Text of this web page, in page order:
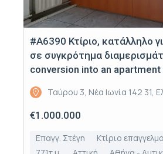
#Α6390 Κτίριο, κατάλληλο
σε συγκρότημα
conversion into an
Ταύρου 3, Νέα Ιωνία 142 31,
€1.000.000
Επαγγ. Στέγη
Κτίριο